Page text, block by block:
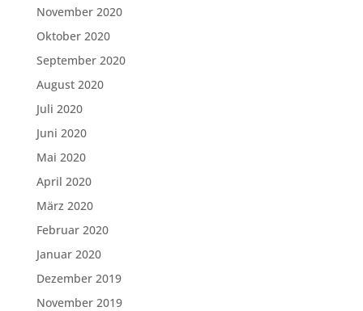
November 2020
Oktober 2020
September 2020
August 2020
Juli 2020
Juni 2020
Mai 2020
April 2020
März 2020
Februar 2020
Januar 2020
Dezember 2019
November 2019